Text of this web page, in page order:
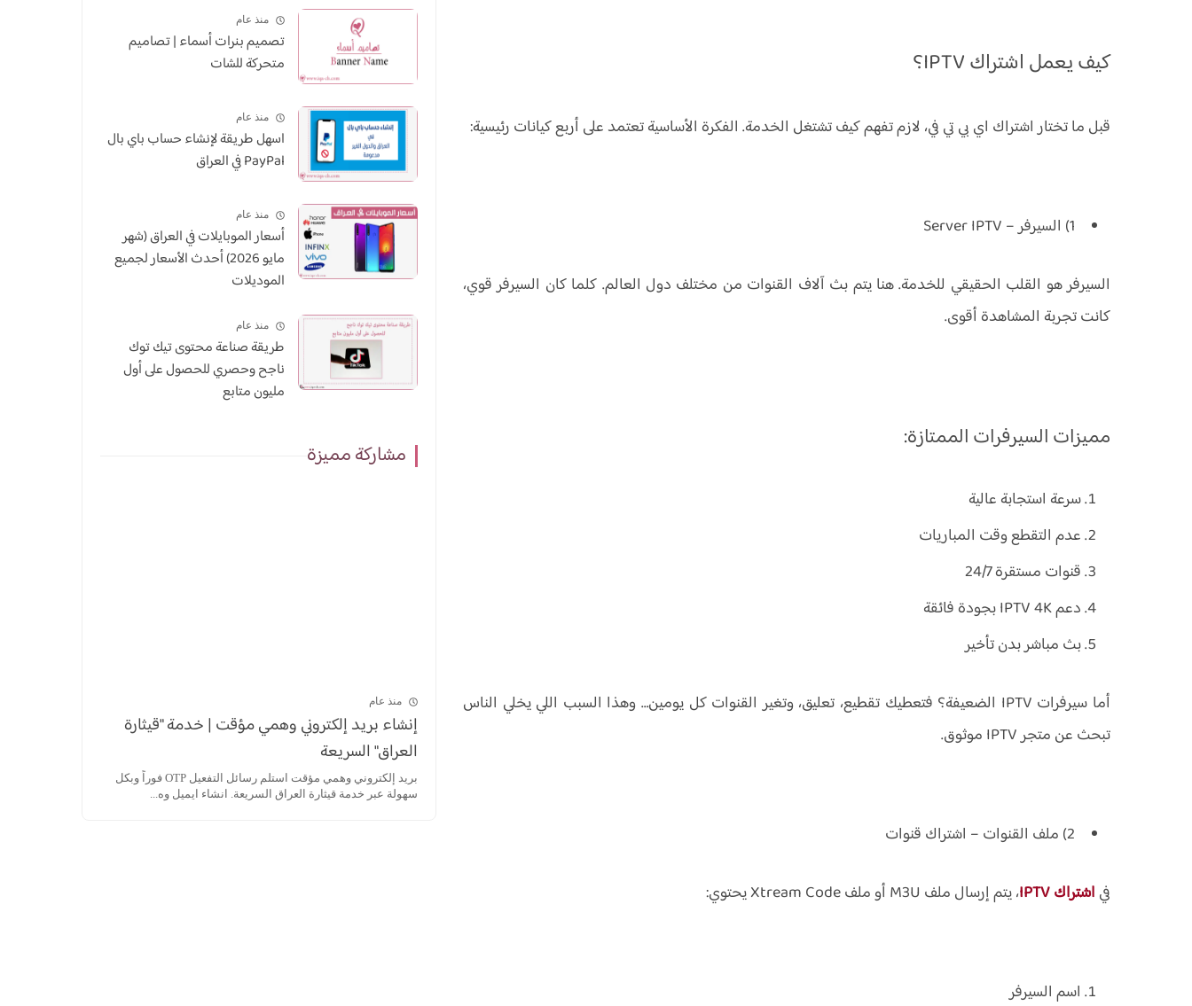
كيف يعمل اشتراك IPTV؟
قبل ما تختار اشتراك اي بي تي في، لازم تفهم كيف تشتغل الخدمة. الفكرة الأساسية تعتمد على أربع كيانات رئيسية:
1) السيرفر – Server IPTV
السيرفر هو القلب الحقيقي للخدمة. هنا يتم بث آلاف القنوات من مختلف دول العالم. كلما كان السيرفر قوي،
كانت تجربة المشاهدة أقوى.
مميزات السيرفرات الممتازة:
سرعة استجابة عالية
عدم التقطع وقت المباريات
قنوات مستقرة 24/7
دعم IPTV 4K بجودة فائقة
بث مباشر بدن تأخير
أما سيرفرات IPTV الضعيفة؟ فتعطيك تقطيع، تعليق، وتغير القنوات كل يومين… وهذا السبب اللي يخلي الناس
تبحث عن متجر IPTV موثوق.
2) ملف القنوات – اشتراك قنوات
في اشتراك IPTV ، يتم إرسال ملف M3U أو ملف Xtream Code يحتوي:
اسم السيرفر
منذ عام
تصميم بنرات أسماء | تصاميم
متحركة للشات
منذ عام
اسهل طريقة لإنشاء حساب باي بال
PayPal في العراق
منذ عام
أسعار الموبايلات في العراق (شهر
مايو 2026) أحدث الأسعار لجميع
الموديلات
منذ عام
طريقة صناعة محتوى تيك توك
ناجح وحصري للحصول على أول
مليون متابع
مشاركة مميزة
منذ عام
إنشاء بريد إلكتروني وهمي مؤقت | خدمة "قيثارة
العراق" السريعة
بريد إلكتروني وهمي مؤقت استلم رسائل التفعيل OTP فوراً وبكل
سهولة عبر خدمة قيثارة العراق السريعة. انشاء ايميل وه...